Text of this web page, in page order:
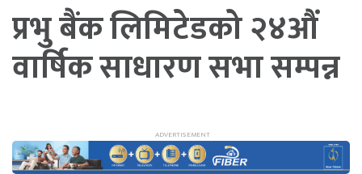
प्रभु बैंक लिमिटेडको २४औं
वार्षिक साधारण सभा सम्पन्न